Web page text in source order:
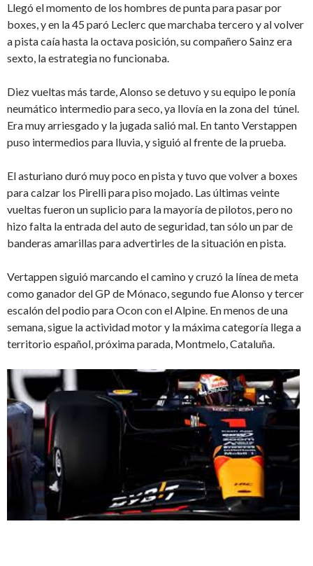
Llegó el momento de los hombres de punta para pasar por
boxes, y en la 45 paró Leclerc que marchaba tercero y al volver
a pista caía hasta la octava posición, su compañero Sainz era
sexto, la estrategia no funcionaba.
Diez vueltas más tarde, Alonso se detuvo y su equipo le ponía
neumático intermedio para seco, ya llovía en la zona del túnel.
Era muy arriesgado y la jugada salió mal. En tanto Verstappen
puso intermedios para lluvia, y siguió al frente de la prueba.
El asturiano duró muy poco en pista y tuvo que volver a boxes
para calzar los Pirelli para piso mojado. Las últimas veinte
vueltas fueron un suplicio para la mayoría de pilotos, pero no
hizo falta la entrada del auto de seguridad, tan sólo un par de
banderas amarillas para advertirles de la situación en pista.
Vertappen siguió marcando el camino y cruzó la línea de meta
como ganador del GP de Mónaco, segundo fue Alonso y tercer
escalón del podio para Ocon con el Alpine. En menos de una
semana, sigue la actividad motor y la máxima categoría llega a
territorio español, próxima parada, Montmelo, Cataluña.